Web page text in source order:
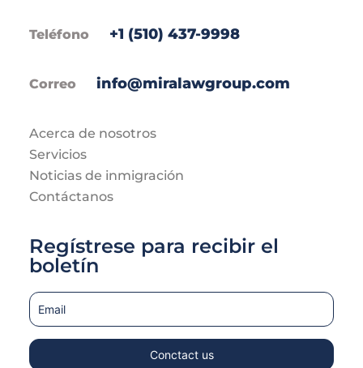
Teléfono +1 (510) 437-9998
Correo info@miralawgroup.com
Acerca de nosotros
Servicios
Noticias de inmigración
Contáctanos
Regístrese para recibir el
boletín